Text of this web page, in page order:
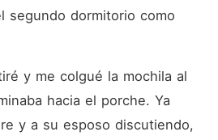
segundo dormitorio como
y me colgué la mochila al
hacia el porche. Ya
y a su esposo discutiendo,